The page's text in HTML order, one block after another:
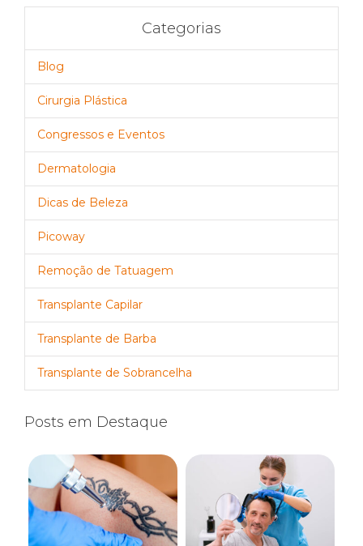
Categorias
Blog
Cirurgia Plástica
Congressos e Eventos
Dermatologia
Dicas de Beleza
Picoway
Remoção de Tatuagem
Transplante Capilar
Transplante de Barba
Transplante de Sobrancelha
Posts em Destaque